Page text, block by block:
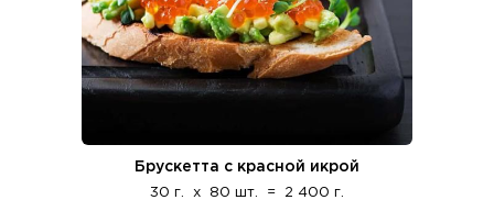
Брускетта с красной икрой
30 г. x 80 шт. = 2 400 г.